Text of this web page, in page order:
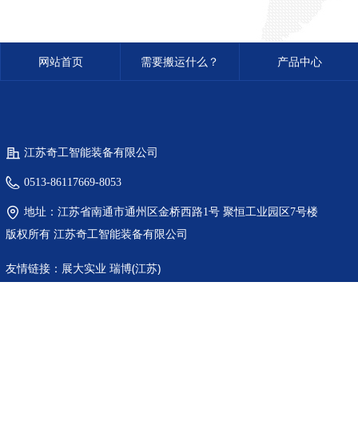
网站首页 需要搬运什么？ 产品中心
江苏奇工智能装备有限公司
0513-86117669-8053
地址： 江苏省南通市通州区金桥西路1号 聚恒工业园区7号楼
版权所有 江苏奇工智能装备有限公司
友情链接： 展大实业 瑞博(江苏)